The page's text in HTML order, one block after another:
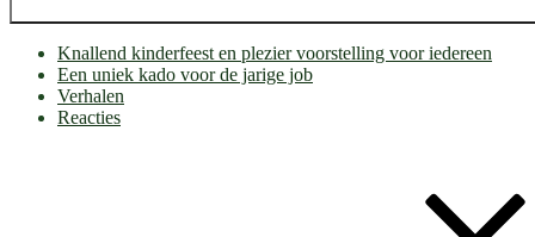
Knallend kinderfeest en plezier voorstelling voor iedereen
Een uniek kado voor de jarige job
Verhalen
Reacties